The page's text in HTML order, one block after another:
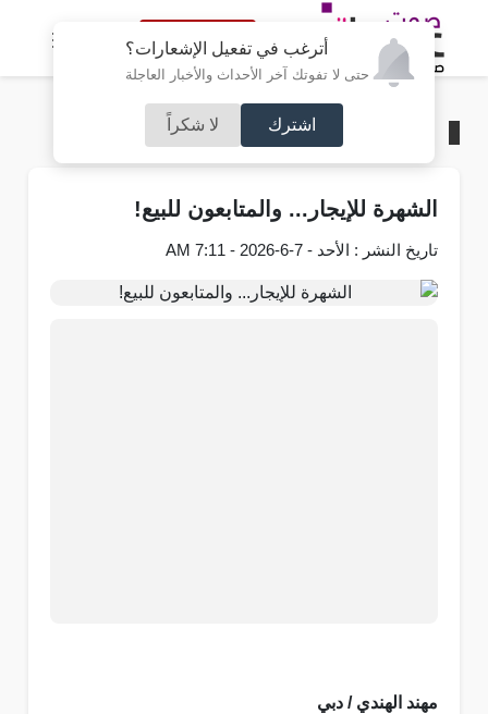
أترغب في تفعيل الإشعارات؟
حتى لا تفوتك آخر الأحداث والأخبار العاجلة
اشترك لا شكراً
النسخة الكاملة
آراء و مقالات
الشهرة للإيجار... والمتابعون للبيع!
تاريخ النشر : الأحد - 7-6-2026 - 7:11 AM
مهند الهندي / دبي